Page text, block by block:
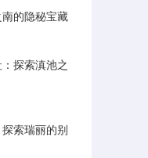
的隐秘宝藏
探索滇池之
索瑞丽的别